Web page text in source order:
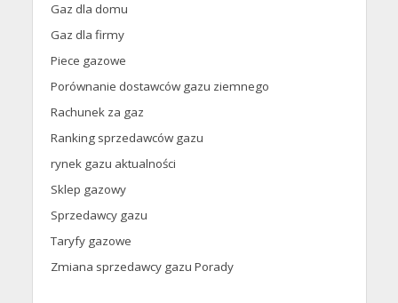
Gaz dla domu
Gaz dla firmy
Piece gazowe
Porównanie dostawców gazu ziemnego
Rachunek za gaz
Ranking sprzedawców gazu
rynek gazu aktualności
Sklep gazowy
Sprzedawcy gazu
Taryfy gazowe
Zmiana sprzedawcy gazu Porady